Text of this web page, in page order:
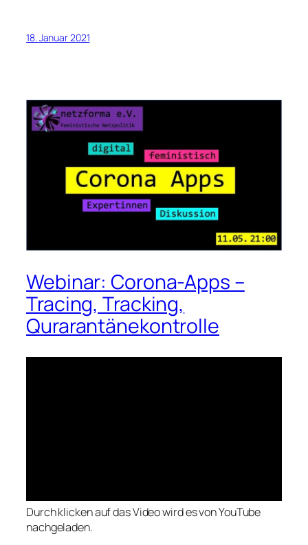
18. Januar 2021
Webinar: Corona-Apps –
Tracing, Tracking,
Qurarantänekontrolle
Durch klicken auf das Video wird es von YouTube
nachgeladen.